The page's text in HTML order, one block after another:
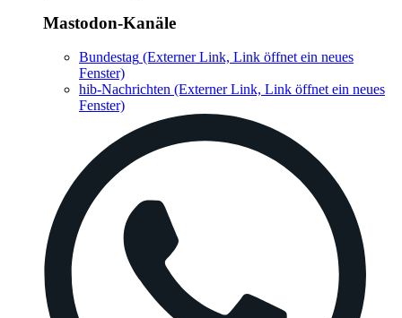
Mastodon-Kanäle
Bundestag (Externer Link, Link öffnet ein neues
Fenster)
hib-Nachrichten (Externer Link, Link öffnet ein neues
Fenster)